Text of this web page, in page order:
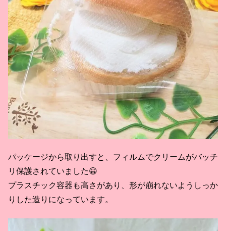
パッケージから取り出すと、フィルムでクリームがバッチ
リ保護されていました😀
プラスチック容器も高さがあり、形が崩れないようしっか
りした造りになっています。